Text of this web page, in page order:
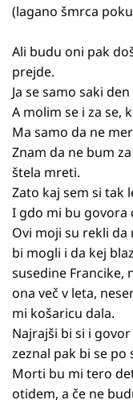
(lagano šmrca
Ali budu oni pak
prejde.
Ja se samo saki
A molim se i za se,
Ma samo da ne
Znam da ne bum
štela mreti.
Zato kaj sem si tak
I gdo mi bu govora
Ovi moji su rekli da
bi mogli i da kej
susedine Francike,
ona več v leta,
mi košaricu dala.
Najrajši bi si i
zeznal pak bi se po
Morti bu mi tero
otidem, a če ne